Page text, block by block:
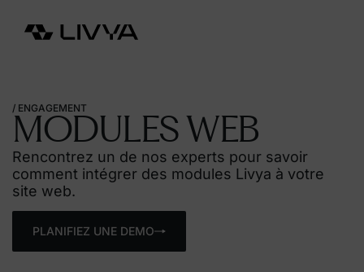
/ ENGAGEMENT
MODULES WEB
Rencontrez un de nos experts pour savoir
comment intégrer des modules Livya à votre
site web.
PLANIFIEZ UNE DEMO